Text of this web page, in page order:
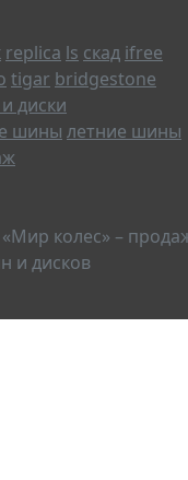
replica ls скад ifree
tigar bridgestone
диски
шины летние шины
колес» –
и дисков